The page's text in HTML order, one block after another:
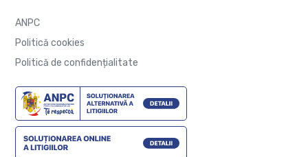
ANPC
Politică cookies
Politică de confidențialitate